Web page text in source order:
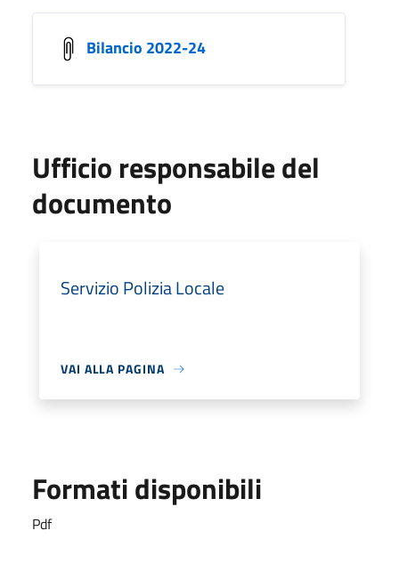
Bilancio 2022-24
Ufficio responsabile del
documento
Servizio Polizia Locale
VAI ALLA PAGINA
Formati disponibili
Pdf